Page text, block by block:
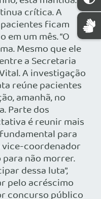
crítica. A
ficam
um mês. “O
Mesmo que ele
a Secretaria
A investigação
reúne pacientes
amanhã, no
Parte dos
é reunir mais
para
vice-coordenador
não morrer.
dessa luta”,
pelo acréscimo
concurso público